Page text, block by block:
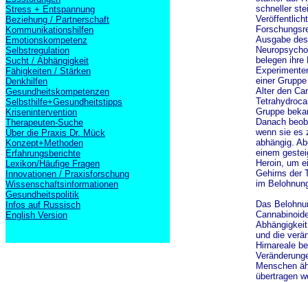
Stress + Entspannung
Beziehung / Partnerschaft
Kommunikationshilfen
Emotionskompetenz
Selbstregulation
Sucht / Abhängigkeit
Fähigkeiten / Stärken
Denkhilfen
Gesundheitskompetenzen
Selbsthilfe+Gesundheitstipps
Krisenintervention
Therapeuten-Suche
Über die Praxis Dr. Mück
Konzept+Methoden
Erfahrungsberichte
Lexikon/Häufige Fragen
Innovationen / Praxisforschung
Wissenschaftsinformationen
Gesundheitspolitik
Infos auf Russisch
English Version
schneller
Ausgabe
belegen
einer
Alter den
Gruppe
Danach
wenn sie es
abhängig.
einem
Heroin, um
Gehirns der
im
Das
und die
Hirnareale
Menschen
übertragen